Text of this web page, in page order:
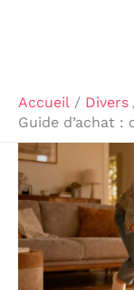
Accueil
Divers
Guide d’achat